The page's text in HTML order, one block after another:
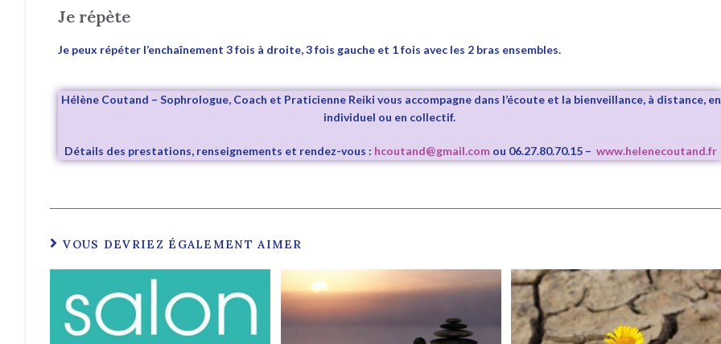
Je répète
Je peux répéter l’enchaînement 3 fois à droite, 3 fois gauche et 1 fois avec les 2 bras ensembles.
Hélène Coutand – Sophrologue, Coach et Praticienne Reiki vous accompagne dans l’écoute et la bienveillance, à distance, en
individuel ou en collectif.
Détails des prestations, renseignements et rendez-vous : hcoutand@gmail.com ou 06.27.80.70.15 –www.helenecoutand.fr
VOUS DEVRIEZ ÉGALEMENT AIMER